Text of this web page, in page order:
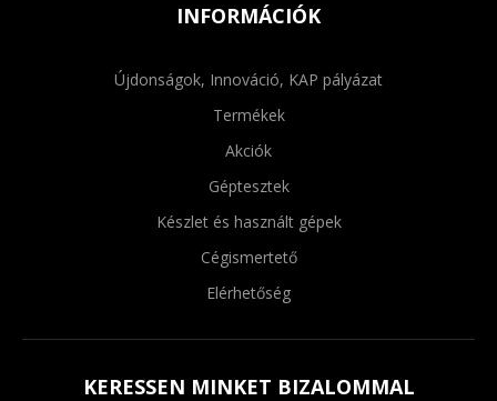
INFORMÁCIÓK
Újdonságok, Innováció, KAP pályázat
Termékek
Akciók
Géptesztek
Készlet és használt gépek
Cégismertető
Elérhetőség
KERESSEN MINKET BIZALOMMAL